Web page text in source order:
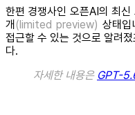
한편 경쟁사인 오픈AI의 최
개(limited preview) 상태
접근할 수 있는 것으로 알려
다.
자세한 내용은 GPT-